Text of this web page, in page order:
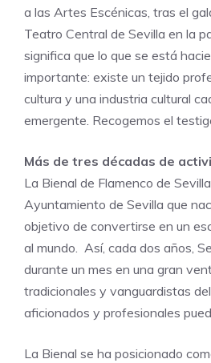
a las Artes Escénicas, tras el
Teatro Central de Sevilla en la
significa que lo que se está
importante: existe un tejido
cultura y una industria cultural
emergente. Recogemos el
Más de tres décadas de
La Bienal de Flamenco de
Ayuntamiento de Sevilla que
objetivo de convertirse en un
al mundo. Así, cada dos años,
durante un mes en una gran
tradicionales y vanguardistas
aficionados y profesionales
La Bienal se ha posicionado